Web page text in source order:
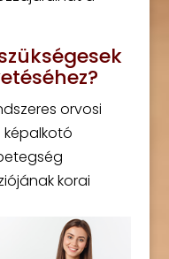
orvosi
képalkotó
korai